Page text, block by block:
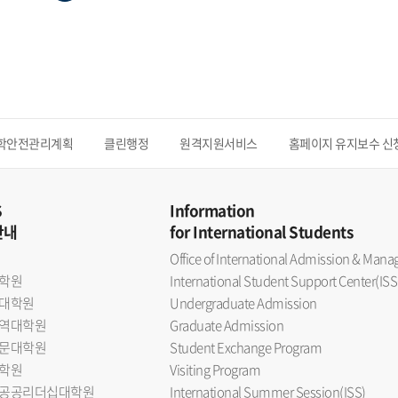
안전관리계획 클린행정 원격지원서비스 홈페이지 유지보수 신
원
학원
대학원
대학원
원
공리더십대학원
Information
for International Students
Office of International Admission &
International Student Support
Undergraduate Admission
Graduate Admission
Student Exchange Program
Visiting Program
International Summer Session(ISS)